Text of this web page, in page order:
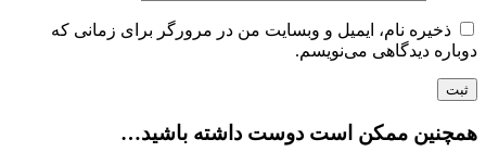
ذخیره نام، ایمیل و وبسایت من در مرورگر برای زمانی که
دوباره دیدگاهی می‌نویسم.
همچنین ممکن است دوست داشته باشید…